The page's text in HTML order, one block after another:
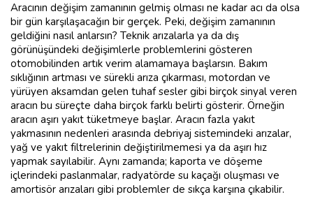
Aracının değişim zamanının gelmiş olması ne kadar acı da olsa
bir gün karşılaşacağın bir gerçek. Peki, değişim zamanının
geldiğini nasıl anlarsın? Teknik arızalarla ya da dış
görünüşündeki değişimlerle problemlerini gösteren
otomobilinden artık verim alamamaya başlarsın. Bakım
sıklığının artması ve sürekli arıza çıkarması, motordan ve
yürüyen aksamdan gelen tuhaf sesler gibi birçok sinyal veren
aracın bu süreçte daha birçok farklı belirti gösterir. Örneğin
aracın aşırı yakıt tüketmeye başlar. Aracın fazla yakıt
yakmasının nedenleri arasında debriyaj sistemindeki arızalar,
yağ ve yakıt filtrelerinin değiştirilmemesi ya da aşırı hız
yapmak sayılabilir. Aynı zamanda; kaporta ve döşeme
içlerindeki paslanmalar, radyatörde su kaçağı oluşması ve
amortisör arızaları gibi problemler de sıkça karşına çıkabilir.